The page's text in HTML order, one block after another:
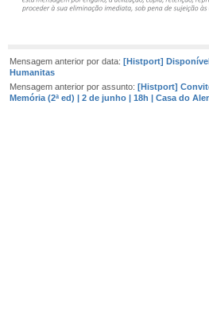
Mensagem anterior por data: [Histport]
Humanitas
Mensagem anterior por assunto: [Histport]
Memória (2ª ed) | 2 de junho | 18h | Casa do